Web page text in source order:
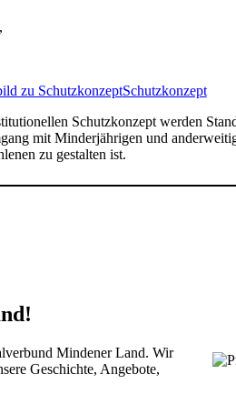
Schutzkonzept
Schutzkonzept werden
mit Minderjährigen und
zu gestalten ist.
Mindener Land. Wir
Geschichte, Angebote,